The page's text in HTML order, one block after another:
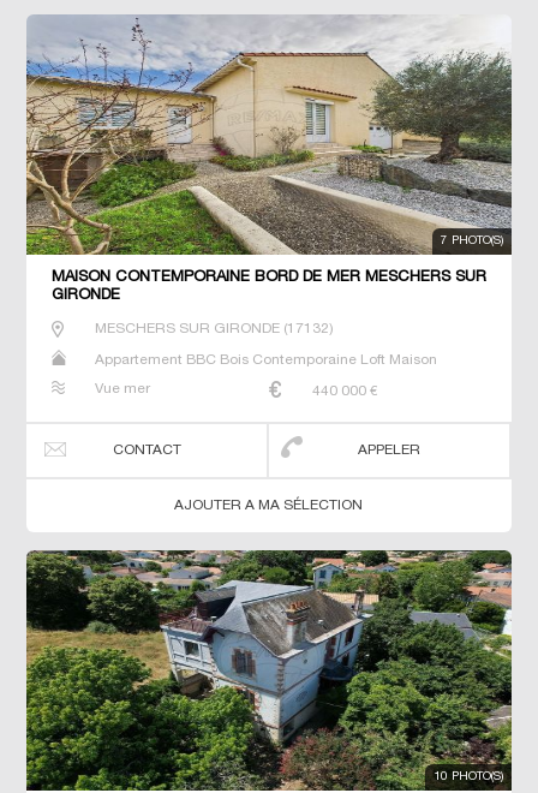
7 PHOTO(S)
MAISON CONTEMPORAINE BORD DE MER MESCHERS SUR
GIRONDE
MESCHERS SUR GIRONDE(17132)
Appartement BBC Bois Contemporaine Loft Maison
Vue mer
440 000 €
CONTACT APPELER
AJOUTER A MA SÉLECTION
10 PHOTO(S)